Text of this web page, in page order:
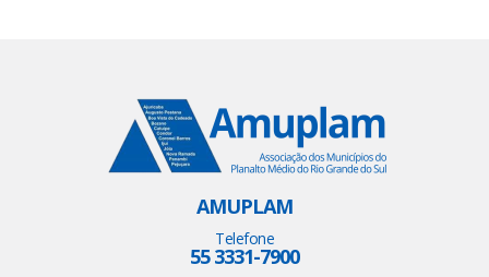
AMUPLAM
Telefone
55 3331-7900